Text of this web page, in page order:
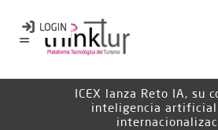
ICEX lanza Reto IA, su
inteligencia artificial